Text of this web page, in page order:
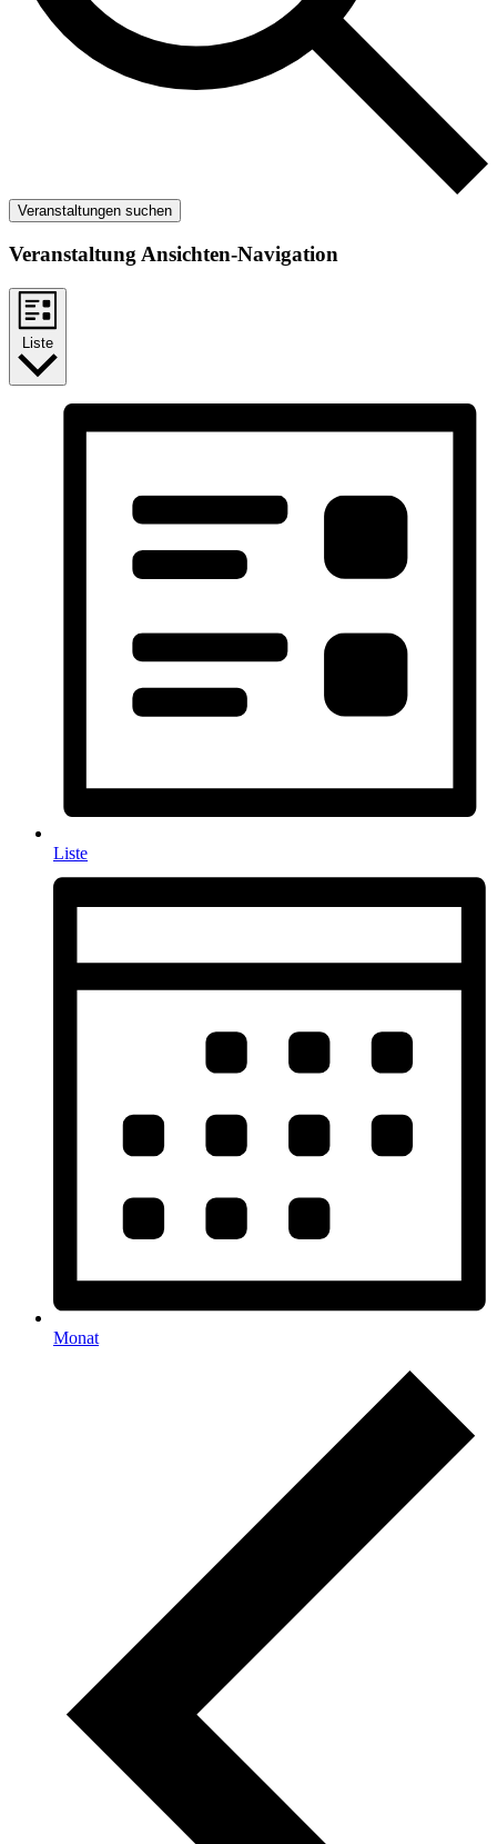
Veranstaltungen suchen
Veranstaltung Ansichten-Navigation
Liste
Liste
Monat